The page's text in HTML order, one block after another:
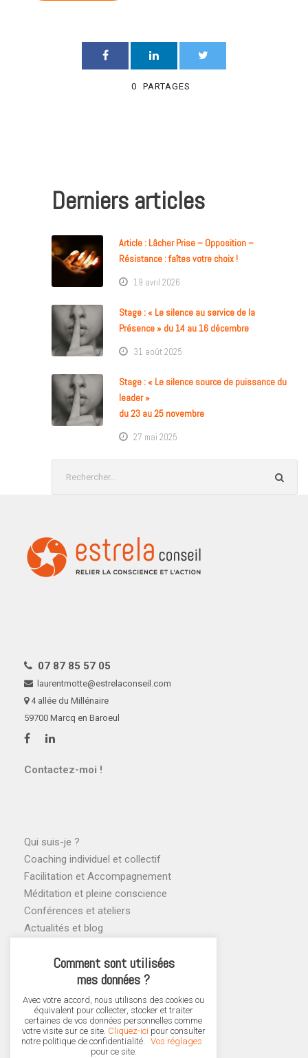
0 PARTAGES
Derniers articles
Article : Lâcher Prise – Opposition –
Résistance : faîtes votre choix !
19 avril 2026
Stage : « Le silence au service de la
Présence » du 14 au 16 décembre
31 août 2025
Stage : « Le silence source de puissance du
leader »
du 23 au 25 novembre
27 mai 2025
07 87 85 57 05
laurentmotte@estrelaconseil.com
4 allée du Millénaire
59700 Marcq en Baroeul
Contactez-moi !
Qui suis-je ?
Coaching individuel et collectif
Facilitation et Accompagnement
Méditation et pleine conscience
Conférences et ateliers
Actualités et blog
Comment sont utilisées
mes données ?
Avec votre accord, nous utilisons des cookies ou
équivalent pour collecter, stocker et traiter
certaines de vos données personnelles comme
votre visite sur ce site. Cliquez-ici pour consulter
notre politique de confidentialité.
Vos réglages
pour ce site.